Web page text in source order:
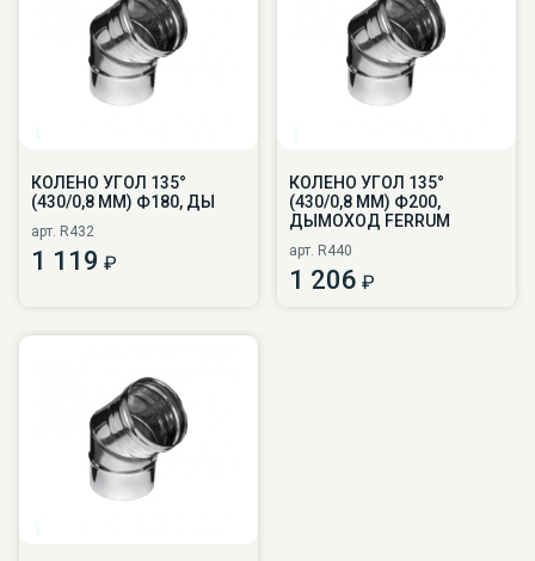
КОЛЕНО УГОЛ 135°
(430/0,8 ММ) Ф180, ДЫ
арт. R432
1 119 ₽
КОЛЕНО УГОЛ 135°
(430/0,8 ММ) Ф200,
ДЫМОХОД FERRUM
арт. R440
1 206 ₽